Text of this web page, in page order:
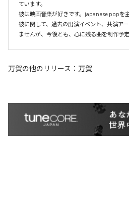
ています。
彼は映画音楽が好きです。japanese popを
彼に関して、過去の出演イベント、共演ア
ませんが、今後とも、心に残る曲を制作予定
万賀の他のリリース： 万賀